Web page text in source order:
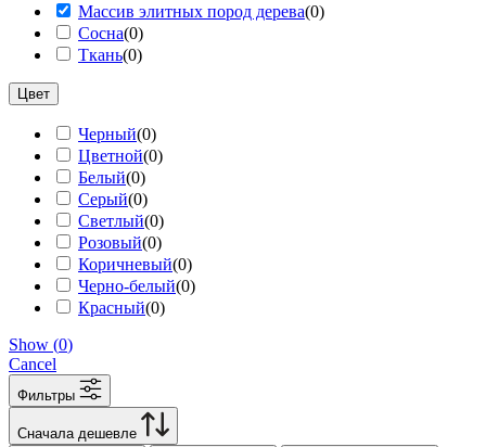
Массив элитных пород дерева(0)
Сосна(0)
Ткань(0)
Цвет
Черный(0)
Цветной(0)
Белый(0)
Серый(0)
Светлый(0)
Розовый(0)
Коричневый(0)
Черно-белый(0)
Красный(0)
Show (0)
Cancel
Фильтры
Сначала дешевле